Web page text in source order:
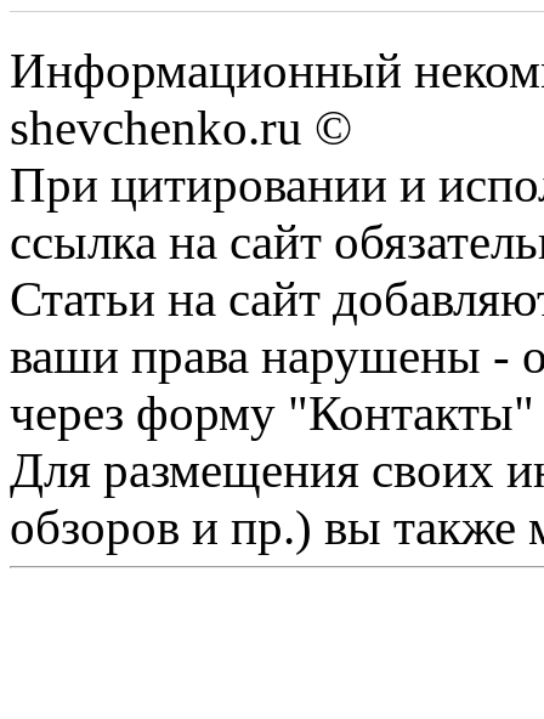
Информационный
shevchenko.ru ©
При цитировании и
ссылка на сайт
Статьи на сайт
ваши права нарушены -
через форму "Контакты"
Для размещения своих
обзоров и пр.) вы также